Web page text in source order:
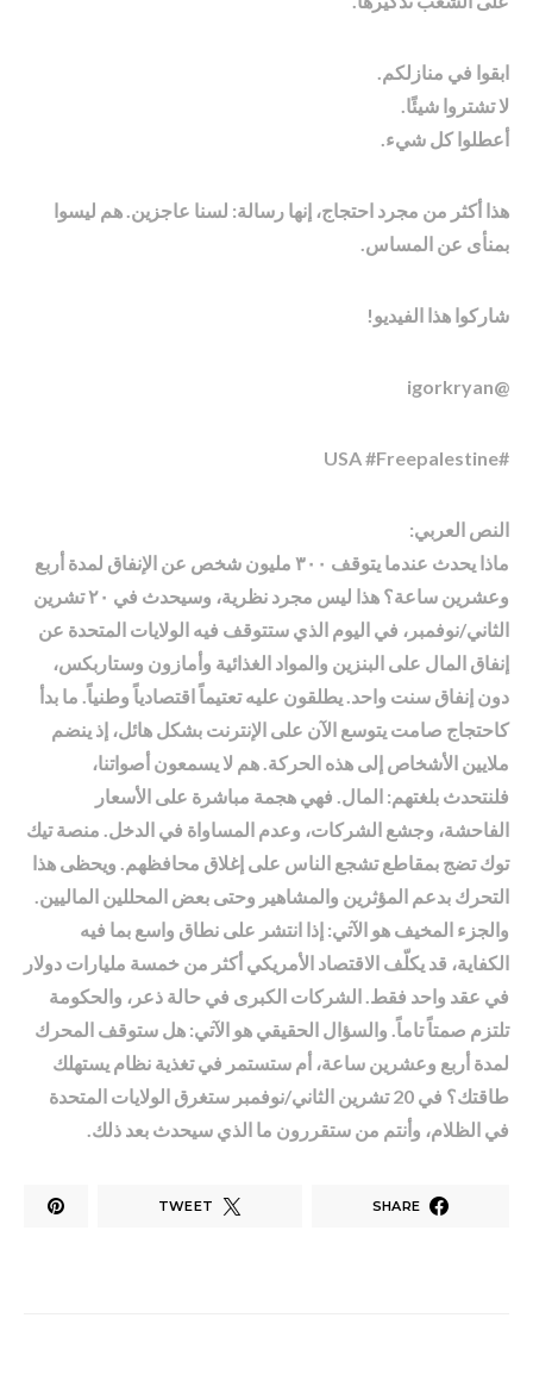
ابقوا في منازلكم.
لا تشتروا شيئًا.
أعطلوا كل شيء.
هذا أكثر من مجرد احتجاج، إنها رسالة: لسنا عاجزين. هم ليسوا
بمنأى عن المساس.
شاركوا هذا الفيديو!
@igorkryan
#USA #Freepalestine
النص العربي:
ماذا يحدث عندما يتوقف ٣٠٠ مليون شخص عن الإنفاق لمدة أربع
وعشرين ساعة؟ هذا ليس مجرد نظرية، وسيحدث في ٢٠ تشرين
الثاني/نوفمبر، في اليوم الذي ستتوقف فيه الولايات المتحدة عن
إنفاق المال على البنزين والمواد الغذائية وأمازون وستاربكس،
دون إنفاق سنت واحد. يطلقون عليه تعتيماً اقتصادياً وطنياً. ما بدأ
كاحتجاج صامت يتوسع الآن على الإنترنت بشكل هائل، إذ ينضم
ملايين الأشخاص إلى هذه الحركة. هم لا يسمعون أصواتنا،
فلنتحدث بلغتهم: المال. فهي هجمة مباشرة على الأسعار
الفاحشة، وجشع الشركات، وعدم المساواة في الدخل. منصة تيك
توك تضج بمقاطع تشجع الناس على إغلاق محافظهم. ويحظى هذا
التحرك بدعم المؤثرين والمشاهير وحتى بعض المحللين الماليين.
والجزء المخيف هو الآتي: إذا انتشر على نطاق واسع بما فيه
الكفاية، قد يكلّف الاقتصاد الأمريكي أكثر من خمسة مليارات دولار
في عقد واحد فقط. الشركات الكبرى في حالة ذعر، والحكومة
تلتزم صمتاً تاماً. والسؤال الحقيقي هو الآتي: هل ستوقف المحرك
لمدة أربع وعشرين ساعة، أم ستستمر في تغذية نظام يستهلك
طاقتك؟ في 20 تشرين الثاني/نوفمبر ستغرق الولايات المتحدة
في الظلام، وأنتم من ستقررون ما الذي سيحدث بعد ذلك.
SHARE
TWEET